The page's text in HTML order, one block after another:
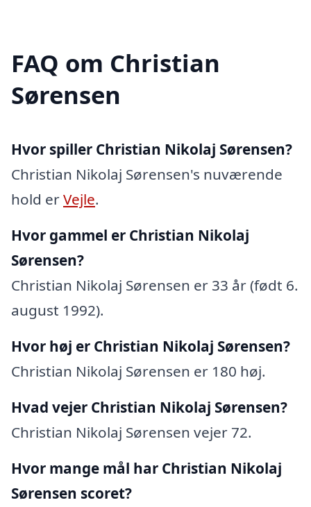
FAQ om Christian
Sørensen
Hvor spiller Christian Nikolaj Sørensen?
Christian Nikolaj Sørensen's nuværende
hold erVejle.
Hvor gammel er Christian Nikolaj
Sørensen?
Christian Nikolaj Sørensen er 33 år (født 6.
august 1992).
Hvor høj er Christian Nikolaj Sørensen?
Christian Nikolaj Sørensen er 180 høj.
Hvad vejer Christian Nikolaj Sørensen?
Christian Nikolaj Sørensen vejer 72.
Hvor mange mål har Christian Nikolaj
Sørensen scoret?